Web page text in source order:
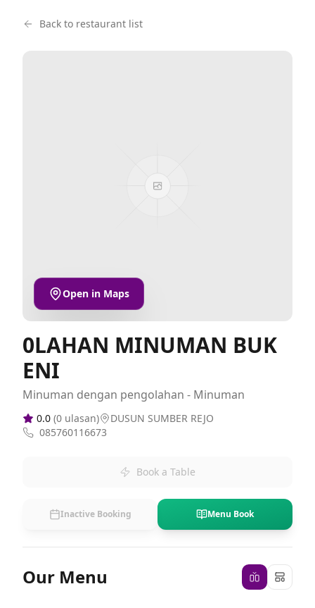
Back to restaurant list
Open in Maps
0LAHAN MINUMAN BUK
ENI
Minuman dengan pengolahan - Minuman
0.0 (0 ulasan)
DUSUN SUMBER REJO
085760116673
Book a Table
Inactive Booking Menu Book
Our Menu